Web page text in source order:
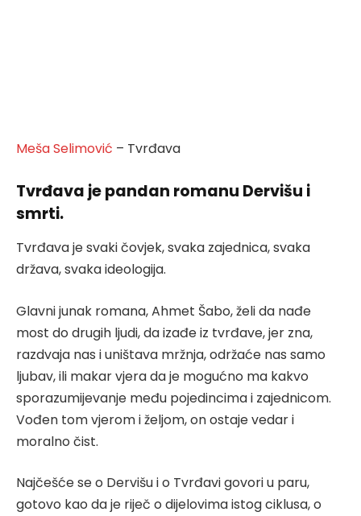
Meša Selimović – Tvrđava
Tvrđava je pandan romanu Dervišu i
smrti.
Tvrđava je svaki čovjek, svaka zajednica, svaka
država, svaka ideologija.
Glavni junak romana, Ahmet Šabo, želi da nađe
most do drugih ljudi, da izađe iz tvrđave, jer zna,
razdvaja nas i uništava mržnja, održaće nas samo
ljubav, ili makar vjera da je mogućno ma kakvo
sporazumijevanje među pojedincima i zajednicom.
Vođen tom vjerom i željom, on ostaje vedar i
moralno čist.
Najčešće se o Dervišu i o Tvrđavi govori u paru,
gotovo kao da je riječ o dijelovima istog ciklusa, o